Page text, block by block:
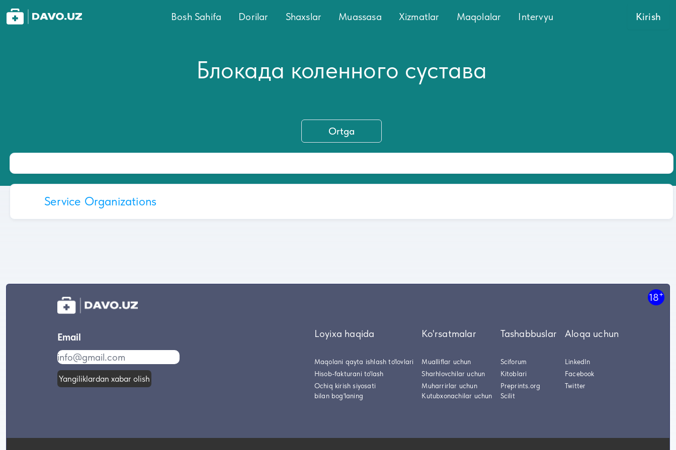
Bosh Sahifa Dorilar Shaxslar Muassasa Xizmatlar Maqolalar Intervyu Kirish
Блокада коленного сустава
Ortga
Service Organizations
18+
Email
Yangiliklardan xabar olish
Loyixa haqida
Maqolani qayta ishlash to'lovlari
Hisob-fakturani to'lash
Ochiq kirish siyosati
bilan bog'laning
Ko'rsatmalar
Mualliflar uchun
Sharhlovchilar uchun
Muharrirlar uchun
Kutubxonachilar uchun
Tashabbuslar
Sciforum
Kitoblari
Preprints.org
Scilit
Aloqa uchun
LinkedIn
Facebook
Twitter